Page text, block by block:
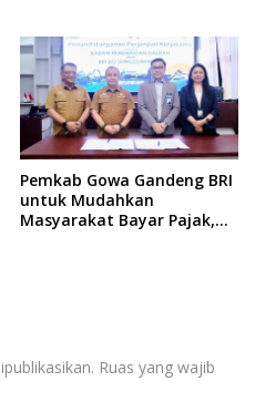
Pemkab Gowa Gandeng BRI
untuk Mudahkan
Masyarakat Bayar Pajak,
Ruas yang wajib